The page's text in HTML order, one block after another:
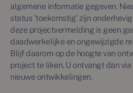
algemene informatie gegeven.
status 'toekomstig' zijn
deze projectvermelding is geen
daadwerkelijke en ongewijzigde
Blijf daarom op de hoogte van
project te liken. U ontvangt dan
nieuwe ontwikkelingen.